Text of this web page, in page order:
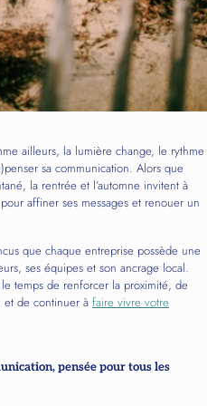
ailleurs, la lumière change, le rythme
sa communication. Alors que
la rentrée et l’automne invitent à
affiner ses messages et renouer un
que chaque entreprise possède une
ses équipes et son ancrage local.
temps de renforcer la proximité, de
et de continuer à faire vivre votre
pensée pour tous les